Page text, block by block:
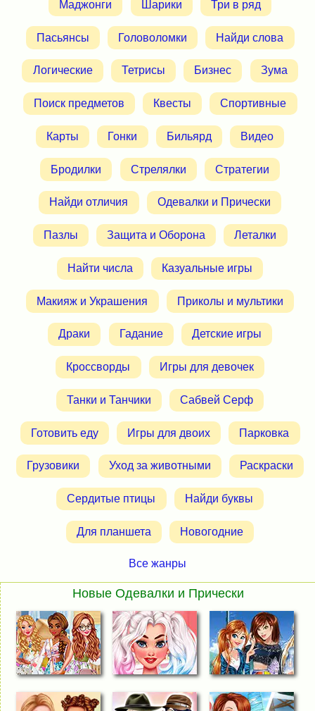
Маджонги Шарики Три в ряд
Пасьянсы Головоломки Найди слова
Логические Тетрисы Бизнес Зума
Поиск предметов Квесты Спортивные
Карты Гонки Бильярд Видео
Бродилки Стрелялки Стратегии
Найди отличия Одевалки и Прически
Пазлы Защита и Оборона Леталки
Найти числа Казуальные игры
Макияж и Украшения Приколы и мультики
Драки Гадание Детские игры
Кроссворды Игры для девочек
Танки и Танчики Сабвей Серф
Готовить еду Игры для двоих Парковка
Грузовики Уход за животными Раскраски
Сердитые птицы Найди буквы
Для планшета Новогодние
Все жанры
Новые Одевалки и Прически